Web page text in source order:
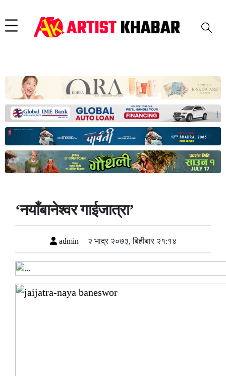
‘नयाँबानेश्वर गाईजात्रा’
admin २ भाद्र २०७३, बिहीबार २१:१४